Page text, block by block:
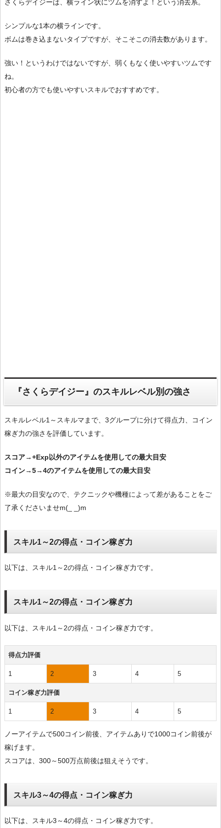
さくらデイジーは、横ライン状にツムを消すよ！という消去系。
シンプルな1本の横ラインです。
ボムは巻き込まないタイプですが、そこそこの消去数があります。
強い！というわけではないですが、弱くもなく使いやすいツムです
ね。
初心者の方でも使いやすいスキルでおすすめです。
『さくらデイジー』のスキルレベル別の強さ
スキルレベル1～スキルマまで、3グループに分けて得点力、コイン
稼ぎ力の強さを評価しています。
スコア→+Exp以外のアイテムを使用しての最大目安
コイン→5→4のアイテムを使用しての最大目安
※最大の目安なので、テクニックや機種によって差があることをご
了承くださいませm(_ _)m
スキル1～2の得点・コイン稼ぎ力
以下は、スキル1～2の得点・コイン稼ぎ力です。
スキル1～2の得点・コイン稼ぎ力
以下は、スキル1～2の得点・コイン稼ぎ力です。
得点力評価
1 2 3 4 5
コイン稼ぎ力評価
1 2 3 4 5
ノーアイテムで500コイン前後、アイテムありで1000コイン前後が
稼げます。
スコアは、300～500万点前後は狙えそうです。
スキル3～4の得点・コイン稼ぎ力
以下は、スキル3～4の得点・コイン稼ぎ力です。